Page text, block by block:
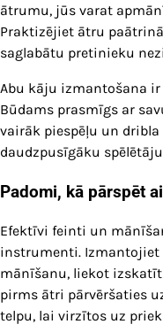
ātrumu, jūs varat
Praktizējiet ātru
saglabātu pretinieku
Abu kāju izmantošana
Būdams prasmīgs ar
vairāk piespēļu un
daudzpusīgāku
Padomi, kā pārspēt
Efektīvi feinti un
instrumenti. Izmantojiet
mānīšanu, liekot
pirms ātri pārvēršaties
telpu, lai virzītos uz